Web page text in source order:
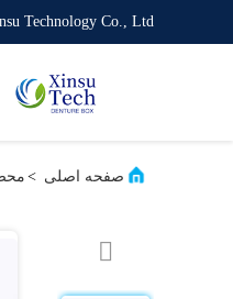
Technology Co., Ltd.
صفحه اصلی >